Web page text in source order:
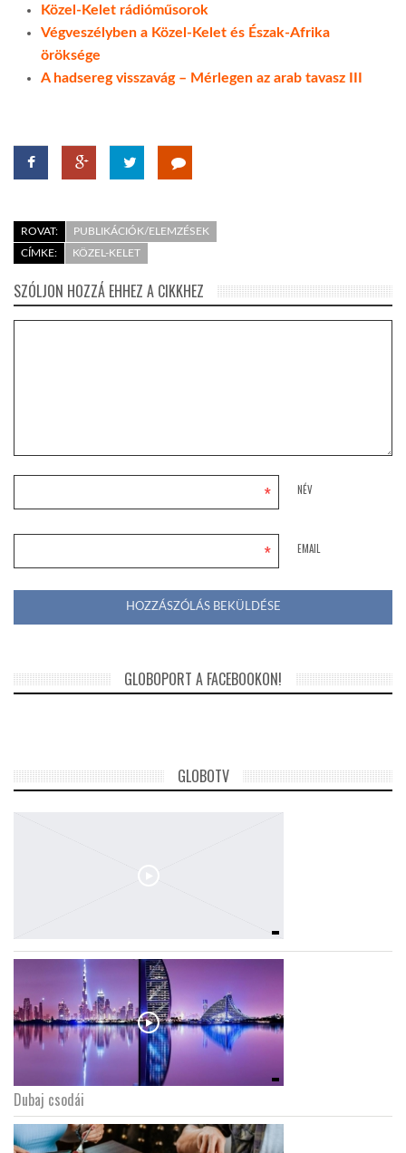
Közel-Kelet rádióműsorok
Végveszélyben a Közel-Kelet és Észak-Afrika
öröksége
A hadsereg visszavág – Mérlegen az arab tavasz III
ROVAT:
PUBLIKÁCIÓK/ELEMZÉSEK
CÍMKE:
KÖZEL-KELET
SZÓLJON HOZZÁ EHHEZ A CIKKHEZ
NÉV
*
EMAIL
*
GLOBOPORT A FACEBOOKON!
GLOBOTV
Dubaj csodái